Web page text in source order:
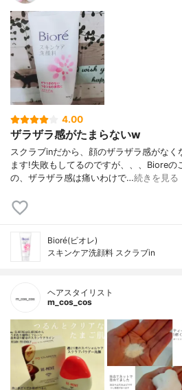
4.00
ザラザラ感がたまらないw
スクラブinだから、顔のザラザラ感がな
ます!失敗もしてるのですが、、、Bioreの
の、ザラザラ感は痛いわけで…続きを見る
Bioré(ビオレ)
スキンケア洗顔料 スクラブin
ヘアスタイリスト
m_cos_cos